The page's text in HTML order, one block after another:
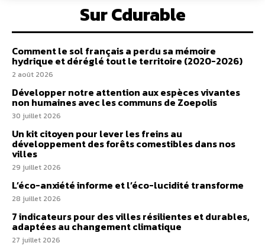
Sur Cdurable
Comment le sol français a perdu sa mémoire
hydrique et déréglé tout le territoire (2020-2026)
2 août 2026
Développer notre attention aux espèces vivantes
non humaines avec les communs de Zoepolis
30 juillet 2026
Un kit citoyen pour lever les freins au
développement des forêts comestibles dans nos
villes
29 juillet 2026
L’éco-anxiété informe et l’éco-lucidité transforme
28 juillet 2026
7 indicateurs pour des villes résilientes et durables,
adaptées au changement climatique
27 juillet 2026